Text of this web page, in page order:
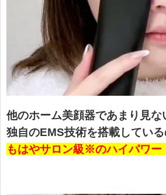
他のホーム美顔器であまり見な
独自のEMS技術を搭載してい
もはやサロン級※のハイパワー